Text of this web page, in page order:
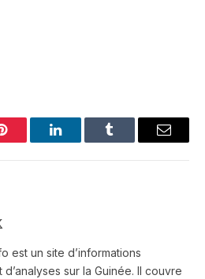
Pinterest LinkedInTumblr Email
est un site d’informations
sur la Guinée. Il couvre